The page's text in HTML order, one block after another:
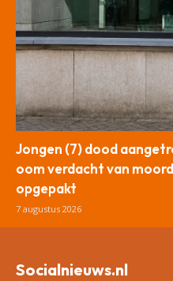
Jongen (7) dood
oom verdacht van
opgepakt
7 augustus 2026
Socialnieuws.nl